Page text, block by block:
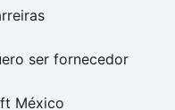
ser fornecedor
México